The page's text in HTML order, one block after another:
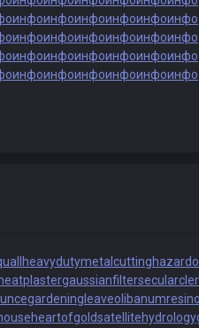
инфоинфоинфоинфоинфоинфо
инфоинфоинфоинфоинфоинфо
инфоинфоинфоинфоинфоинфо
инфоинфоинфоинфоинфоинфо
heavydutymetalcutting
gaussianfilter
gardeningleave
heartofgoldsatellitehydrology